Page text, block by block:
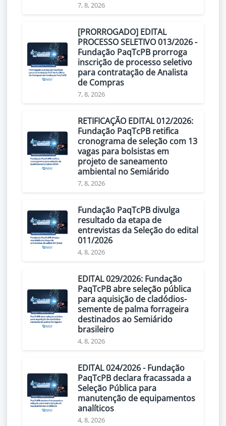
7, 8, 2026
[PRORROGADO] EDITAL
PROCESSO SELETIVO 013/2026 -
Fundação PaqTcPB prorroga
inscrição de processo seletivo
para contratação de Analista
de Compras
7, 8, 2026
RETIFICAÇÃO EDITAL 012/2026:
Fundação PaqTcPB retifica
cronograma de seleção com 13
vagas para bolsistas em
projeto de saneamento
ambiental no Semiárido
7, 8, 2026
Fundação PaqTcPB divulga
resultado da etapa de
entrevistas da Seleção do edital
011/2026
4, 8, 2026
EDITAL 029/2026: Fundação
PaqTcPB abre seleção pública
para aquisição de cladódios-
semente de palma forrageira
destinados ao Semiárido
brasileiro
4, 8, 2026
EDITAL 024/2026 - Fundação
PaqTcPB declara fracassada a
Seleção Pública para
manutenção de equipamentos
analíticos
4, 8, 2026